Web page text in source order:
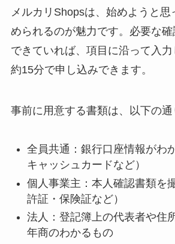
メルカリShopsは、始めようと
められるのが魅力です。必要な
できていれば、項目に沿って入
約15分で申し込みできます。
事前に用意する書類は、以下の通
全員共通：銀行口座情報がわ
キャッシュカードなど）
個人事業主：本人確認書類を
許証・保険証など）
法人：登記簿上の代表者や住
年商のわかるもの